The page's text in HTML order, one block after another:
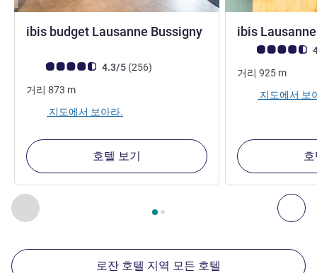
이전 - 주변에 있는 다른 시설 다
2/ 페이지 , 주변에 있는 다른 시설 1 :, 주변에 있는 다른 시
ibis budget Lausanne Bussigny1성
고객 평점 (ALL 평가)4.3/5 (256리뷰
)
거리 873 m
지도에서 보아라.
호텔 보기
ibis
고객 평점 (ALL 평
거리 925 m
지도에서 보
로잔 호텔 지역 모든 호텔